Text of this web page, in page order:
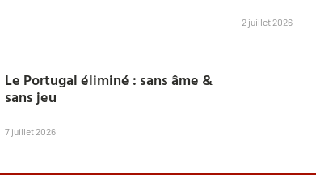
Le Portugal éliminé : sans âme &
sans jeu
7 juillet 2026
2 juillet 2026